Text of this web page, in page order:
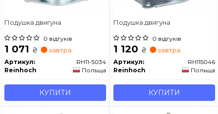
Подушка двигуна
0 відгуків
1 071 ₴ завтра
Артикул:
RH11-5034
Reinhoch
Польща
КУПИТИ
Подушка двигуна
0 відгуків
1 120 ₴ завтра
Артикул:
RH115046
Reinhoch
Польща
КУПИТИ